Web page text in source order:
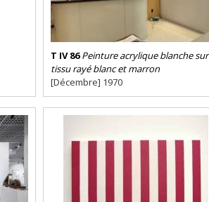
T IV 86 Peinture acrylique blanche sur
tissu rayé blanc et marron
[Décembre] 1970